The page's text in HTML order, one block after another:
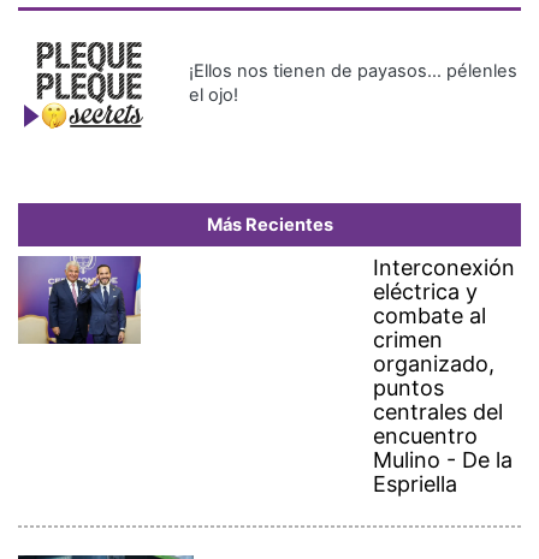
el ojo!
Más Recientes
Interconexión
eléctrica y
combate al
crimen
organizado,
puntos
centrales del
encuentro
Mulino - De la
Espriella